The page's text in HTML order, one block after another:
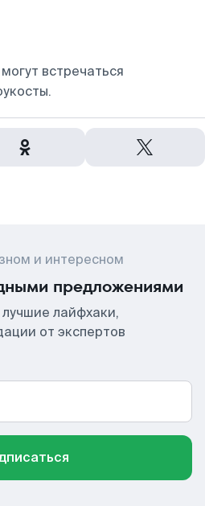
встречаться
и интересном
предложениями
лайфхаки,
от экспертов